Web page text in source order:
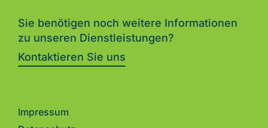
Sie benötigen noch weitere Informationen
zu unseren Dienstleistungen?
Kontaktieren Sie uns
Impressum